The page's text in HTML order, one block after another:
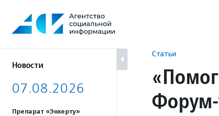
содержанию
Новости
07.08.2026
Препарат «Энхерту»
Статьи
Форум-